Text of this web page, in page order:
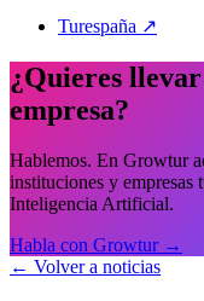
Turespaña ↗
¿Quieres
empresa?
Hablemos. En Growtur
instituciones y empresas
Inteligencia Artificial.
Habla con Growtur →
← Volver a noticias